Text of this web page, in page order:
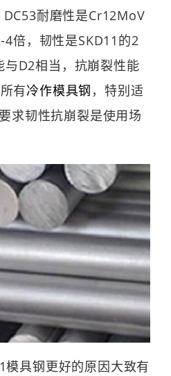
耐磨性是Cr12MoV
倍，韧性是SKD11的2
D2相当，抗崩裂性能
有冷作模具钢 ，特别适
求韧性抗崩裂是使用场
模具钢更好的原因大致有